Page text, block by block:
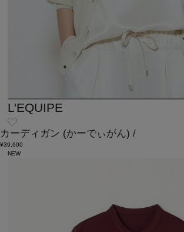
L'EQUIPE
カーディガン (かーでぃがん) /
¥39,600
NEW